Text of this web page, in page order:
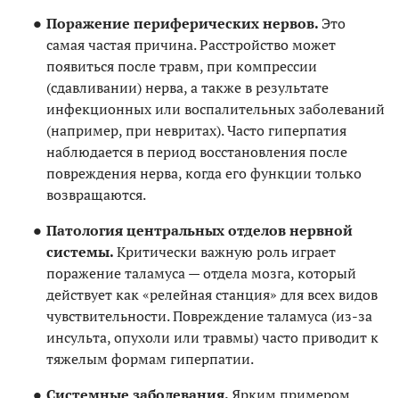
Поражение периферических нервов. Это
самая частая причина. Расстройство может
появиться после травм, при компрессии
(сдавливании) нерва, а также в результате
инфекционных или воспалительных заболеваний
(например, при невритах). Часто гиперпатия
наблюдается в период восстановления после
повреждения нерва, когда его функции только
возвращаются.
Патология центральных отделов нервной
системы.Критически важную роль играет
поражение таламуса — отдела мозга, который
действует как «релейная станция» для всех видов
чувствительности. Повреждение таламуса (из-за
инсульта, опухоли или травмы) часто приводит к
тяжелым формам гиперпатии.